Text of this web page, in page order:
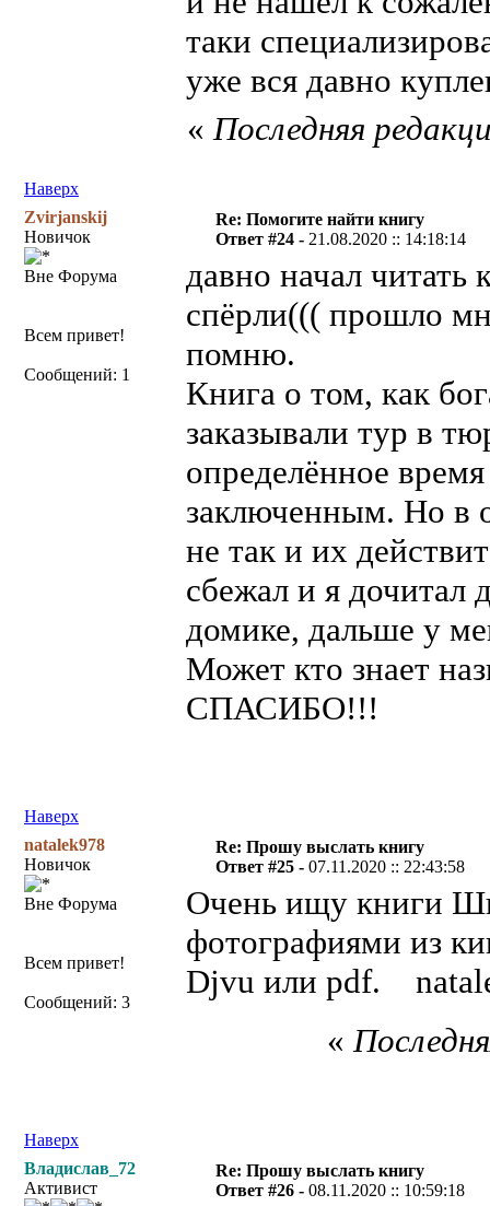
таки
уже вся давно
Наверх
«Последняя
Zvirjanskij
Новичок
Вне Форума
Всем привет!
Сообщений: 1
Re: Помогите найти книгу
Ответ #24 - 21.08.2020 :: 14:18:14
давно начал читать
спёрли((( прошло
помню.
Книга о том, как
заказывали тур в
определённое
заключенным. Но в
не так и их
сбежал и я дочитал
домике, дальше у
Может кто знает
СПАСИБО!!!
Наверх
natalek978
Новичок
Вне Форума
Всем привет!
Сообщений: 3
Re: Прошу выслать книгу
Ответ #25 -07.11.2020 :: 22:43:58
Очень ищу книги
фотографиями из
Djvu или pdf.
Наверх
«
Владислав_72
Активист
Re: Прошу выслать книгу
Ответ #26 -08.11.2020 :: 10:59:18